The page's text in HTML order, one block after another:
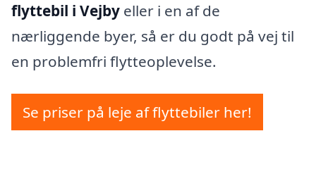
flyttebil i Vejby eller i en af de
nærliggende byer, så er du godt på vej til
en problemfri flytteoplevelse.
Se priser på leje af flyttebiler her!